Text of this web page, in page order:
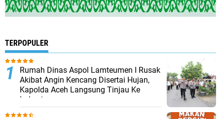
TERPOPULER
Rumah Dinas Aspol Lamteumen I Rusak
Akibat Angin Kencang Disertai Hujan,
Kapolda Aceh Langsung Tinjau Ke
Lokasi